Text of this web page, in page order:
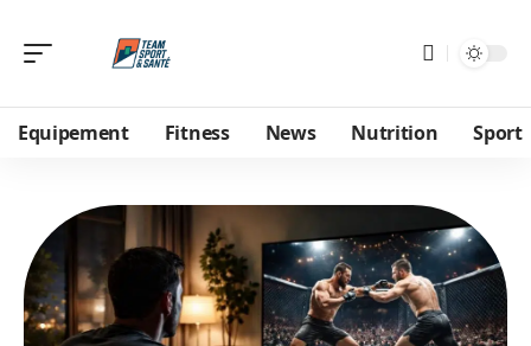
Equipement Fitness News Nutrition Sport